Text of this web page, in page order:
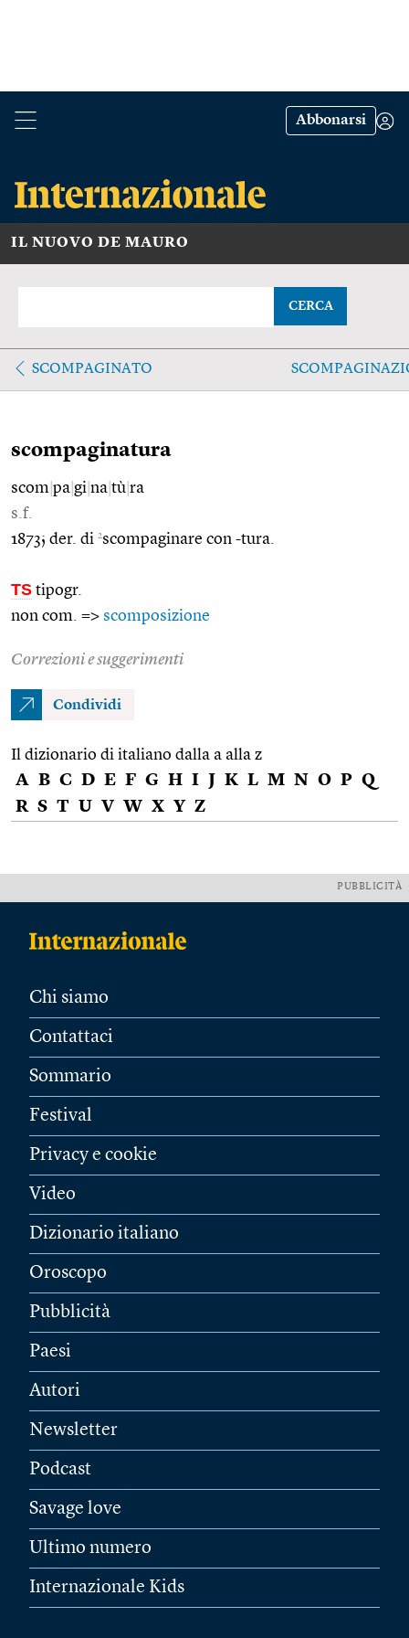
Abbonarsi
IL NUOVO DE MAURO
CERCA
SCOMPAGINATO
scompaginatura
scom pa gi na tù ra
s.f.
1873; der. di 2scompaginare con -tura.
TS tipogr.
non com. => scomposizione
Correzioni e suggerimenti
Condividi
Il dizionario di italiano dalla a alla z
A B C D E F G H I J K L M N O P Q
R S T U V W X Y Z
PUBBLICITÀ
Chi siamo
Contattaci
Sommario
Festival
Privacy e cookie
Video
Dizionario italiano
Oroscopo
Pubblicità
Paesi
Autori
Newsletter
Podcast
Savage love
Ultimo numero
Internazionale Kids